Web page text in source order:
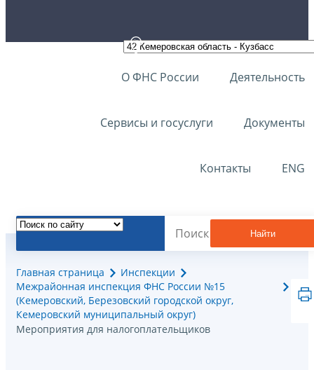
О ФНС России Деятельность
Сервисы и госуслуги Документы
Контакты ENG
Найти
Главная страница
Инспекции
Межрайонная инспекция ФНС России №15
(Кемеровский, Березовский городской округ,
Кемеровский муниципальный округ)
Мероприятия для налогоплательщиков